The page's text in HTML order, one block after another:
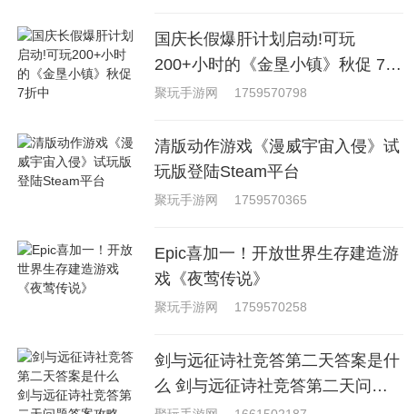
国庆长假爆肝计划启动!可玩
200+小时的《金垦小镇》秋促 7折
中
聚玩手游网 1759570798
清版动作游戏《漫威宇宙入侵》试
玩版登陆Steam平台
聚玩手游网 1759570365
Epic喜加一！开放世界生存建造游
戏《夜莺传说》
聚玩手游网 1759570258
剑与远征诗社竞答第二天答案是什
么 剑与远征诗社竞答第二天问题